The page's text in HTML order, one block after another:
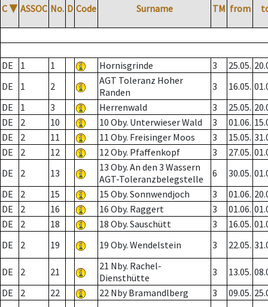
C ▼ ASSOC No. D Code Surname TM from
DE 1 1 Hornisgrinde 3 25.05.
DE
1 2
AGT Toleranz Hoher
Randen
3 16.05.
DE
1 3 Herrenwald 3 25.05.
DE
2 10 10 Oby. Unterwieser Wald 3 01.06.
DE
2 11 11 Oby. Freisinger Moos 3 15.05.
DE
2 12 12 Oby. Pfaffenkopf 3 27.05.
DE
2 13
13 Oby. An den 3 Wassern
AGT-Toleranzbelegstelle
6 30.05.
DE
2 15 15 Oby. Sonnwendjoch 3 01.06.
DE
2 16 16 Oby. Raggert 3 01.06.
DE
2 18 18 Oby. Sauschütt 3 16.05.
DE
2 19 19 Oby. Wendelstein 3 22.05.
DE 2 21
21 Nby. Rachel-
Diensthütte
3 13.05.
DE
2 22 22 Nby Bramandlberg 3 09.05.